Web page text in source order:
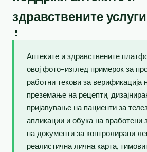
здравствените услуги
💊
Аптеките и здравствените
овој фото-изглед примерок за
работни текови за верификација
преземање на рецепти,
пријавување на пациенти за
апликации и обука на вработени
на документи за контролирани
реалистична лична карта,